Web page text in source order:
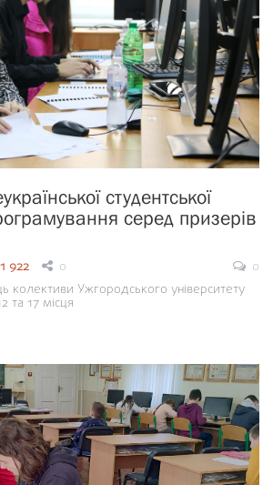
студентської
серед призерів
1 922 0
0
колективи Ужгородського університету
та 17 місця